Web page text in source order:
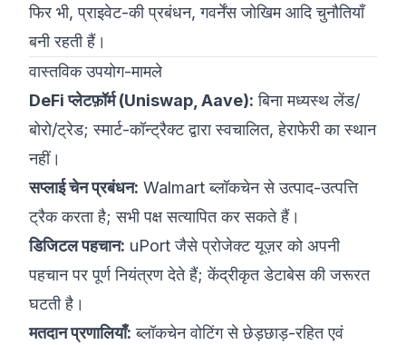
फिर भी, प्राइवेट-की प्रबंधन, गवर्नेंस जोखिम आदि चुनौतियाँ
बनी रहती हैं।
वास्तविक उपयोग-मामले
DeFi प्लेटफ़ॉर्म (Uniswap, Aave): बिना मध्यस्थ लेंड/
बोरो/ट्रेड; स्मार्ट-कॉन्ट्रैक्ट द्वारा स्वचालित, हेराफेरी का स्थान
नहीं।
सप्लाई चेन प्रबंधन: Walmart ब्लॉकचेन से उत्पाद-उत्पत्ति
ट्रैक करता है; सभी पक्ष सत्यापित कर सकते हैं।
डिजिटल पहचान: uPort जैसे प्रोजेक्ट यूज़र को अपनी
पहचान पर पूर्ण नियंत्रण देते हैं; केंद्रीकृत डेटाबेस की जरूरत
घटती है।
मतदान प्रणालियाँ: ब्लॉकचेन वोटिंग से छेड़छाड़-रहित एवं